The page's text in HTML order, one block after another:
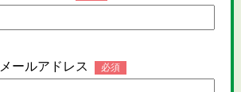
メールアドレス 必須